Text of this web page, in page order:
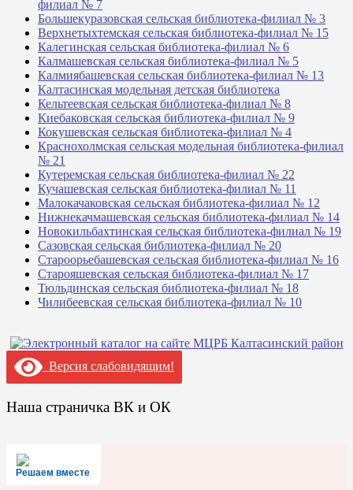
филиал № 7
Большекуразовская сельская библиотека-филиал № 3
Верхнетыхтемская сельская библиотека-филиал № 15
Калегинская сельская библиотека-филиал № 6
Калмашевская сельская библиотека-филиал № 5
Калмиябашевская сельская библиотека-филиал № 13
Калтасинская модельная детская библиотека
Кельтеевская сельская библиотека-филиал № 8
Киебаковская сельская библиотека-филиал № 9
Кокушевская сельская библиотека-филиал № 4
Краснохолмская сельская модельная библиотека-филиал
№ 21
Кутеремская сельская библиотека-филиал № 22
Кучашевская сельская библиотека-филиал № 11
Малокачаковская сельская библиотека-филиал № 12
Нижнекачмашевская сельская библиотека-филиал № 14
Новокильбахтинская сельская библиотека-филиал № 19
Сазовская сельская библиотека-филиал № 20
Староорьебашевская сельская библиотека-филиал № 16
Старояшевская сельская библиотека-филиал № 17
Тюльдинская сельская библиотека-филиал № 18
Чилибеевская сельская библиотека-филиал № 10
Версия слабовидящим!
Наша страничка ВК и ОК
Решаем вместе